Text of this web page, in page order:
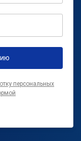
персональных